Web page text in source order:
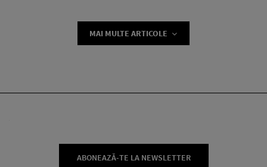
MAI MULTE ARTICOLE
ABONEAZĂ-TE LA NEWSLETTER